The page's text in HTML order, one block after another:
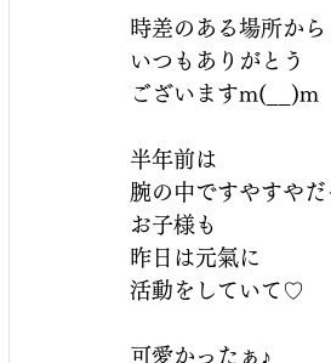
時差のある場所から
いつもありがとう
ございますm(__)m
半年前は
腕の中ですやすやだ
お子様も
昨日は元氣に
活動をしていて♡
可愛かったぁ♪